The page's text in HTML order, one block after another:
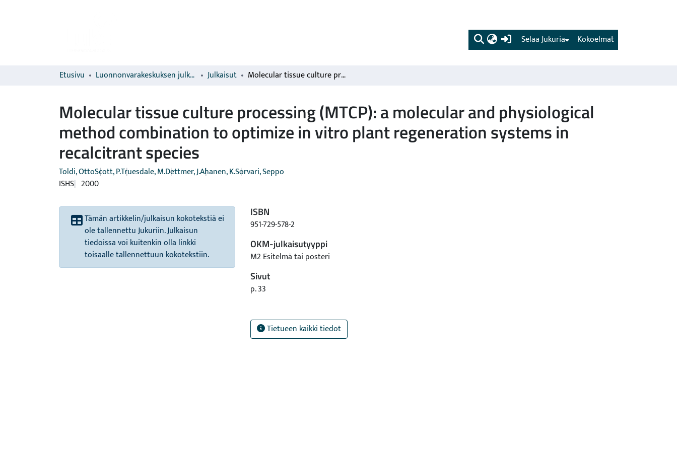
(current) Kokoelmat
Selaa Jukuria
Etusivu Luonnonvarakeskuksen julkaisut Julkaisut Molecular tissue culture processing (MTCP): a molecular and physiological method combination to optimize in vitro plant regeneration systems in recalcitrant species
Molecular tissue culture processing (MTCP): a molecular and physiological
method combination to optimize in vitro plant regeneration systems in
recalcitrant species
Toldi, OttoScott, P.Truesdale, M.Dettmer, J.Ahanen, K.Sorvari, Seppo
ISHS 2000
Tämän artikkelin/julkaisun kokotekstiä ei
ole tallennettu Jukuriin. Julkaisun
tiedoissa voi kuitenkin olla linkki
toisaalle tallennettuun kokotekstiin.
ISBN
951-729-578-2
OKM-julkaisutyyppi
M2 Esitelmä tai posteri
Sivut
p. 33
Tietueen kaikki tiedot